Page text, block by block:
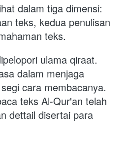
dalam tiga dimensi:
teks, kedua penulisan
teks.
ulama qiraat.
dalam menjaga
cara membacanya.
teks Al-Qur'an telah
dettail disertai para